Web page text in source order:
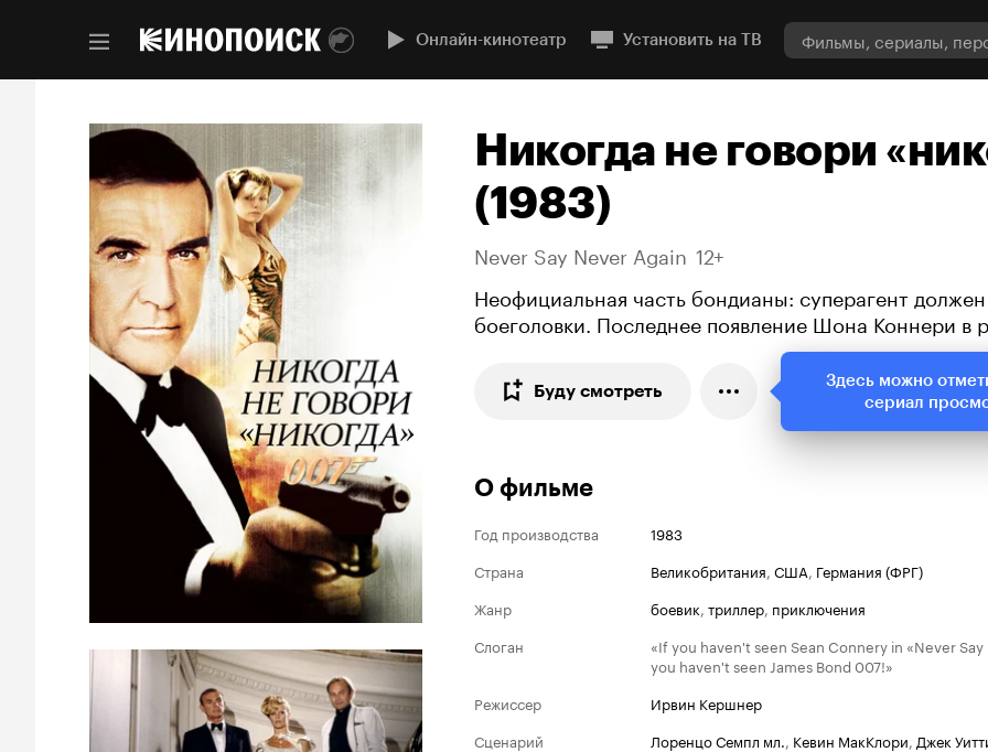
Онлайн-кинотеатр Установить на ТВ
Никогда не говори
(1983)
Never Say Never Again 12+
Неофициальная часть бондианы: суперагент
боеголовки. Последнее появление Шона Коннери в
Буду смотреть
О фильме
Год производства
1983
Страна
Великобритания, США, Германия (ФРГ)
Жанр
боевик, триллер, приключения
Слоган
«If you haven't seen Sean Connery in «Never
you haven't seen James Bond 007!»
Режиссер
Ирвин Кершнер
Сценарий
Лоренцо Семпл мл., Кевин МакКлори, Джек
Здесь можно
сериал